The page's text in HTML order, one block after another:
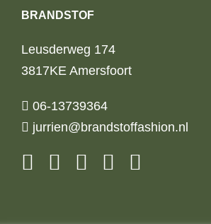
BRANDSTOF
Leusderweg 174
3817KE Amersfoort
06-13739364
jurrien@brandstoffashion.nl